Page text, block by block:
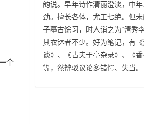
个
韵说。早年诗作清丽澄淡，中
劲。擅长各体，尤工七绝。但
子摹古馀习，时人诮之为“清秀
其衣钵者不少。好为笔记，有
谈》、《古夫于亭杂录》、《香
等，然辨驳议论多错愕、失当。